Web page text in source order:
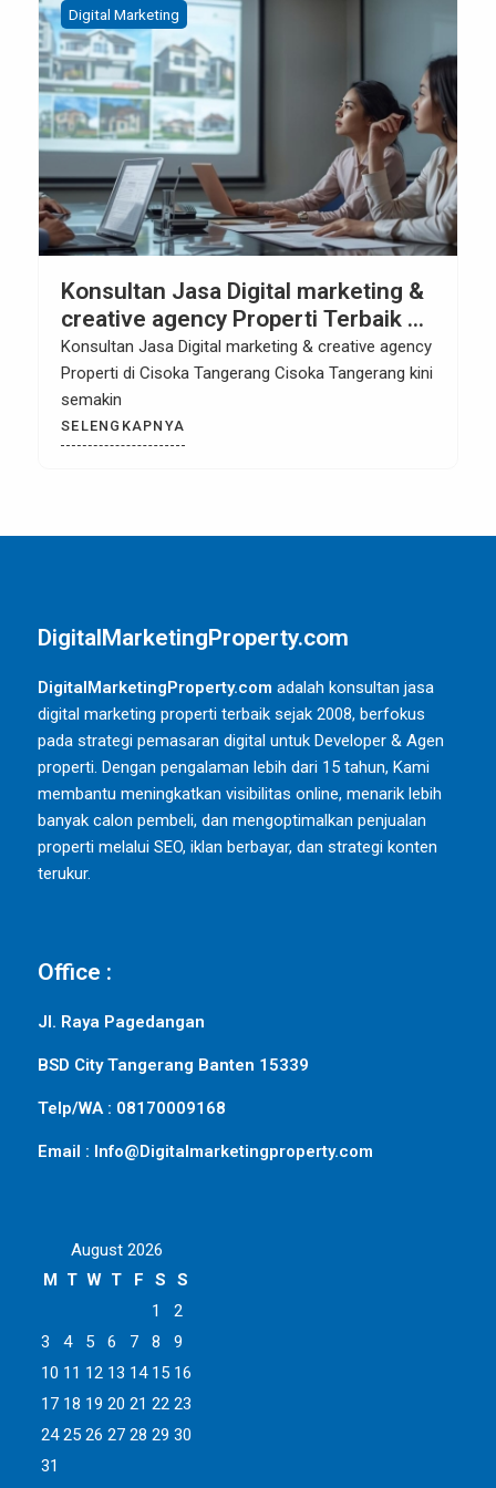
Digital Marketing
Konsultan Jasa Digital marketing &
creative agency Properti Terbaik di
Cisoka Tangerang
Konsultan Jasa Digital marketing & creative agency
Properti di Cisoka Tangerang Cisoka Tangerang kini
semakin
SELENGKAPNYA
DigitalMarketingProperty.com
DigitalMarketingProperty.com adalah konsultan jasa
digital marketing properti terbaik sejak 2008, berfokus
pada strategi pemasaran digital untuk Developer & Agen
properti. Dengan pengalaman lebih dari 15 tahun, Kami
membantu meningkatkan visibilitas online, menarik lebih
banyak calon pembeli, dan mengoptimalkan penjualan
properti melalui SEO, iklan berbayar, dan strategi konten
terukur.
Office :
Jl. Raya Pagedangan
BSD City Tangerang Banten 15339
Telp/WA : 08170009168
Email : Info@Digitalmarketingproperty.com
August 2026
M T W T F S
S
1
2
3
4 5 6 7 8
9
10 11 12 13 14 15 16
17 18 19 20 21 22 23
24 25 26 27 28 29 30
31